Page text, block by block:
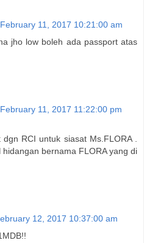
11, 2017 10:21:00 am
jho low boleh ada passport atas
11, 2017 11:22:00 pm
RCI untuk siasat Ms.FLORA .
bernama FLORA yang di
12, 2017 10:37:00 am